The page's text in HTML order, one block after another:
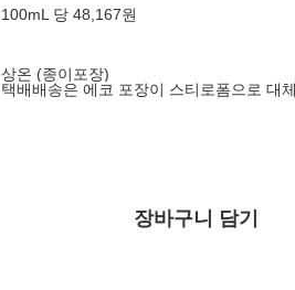
100mL 당 48,167원
상온 (종이포장)
택배배송은 에코 포장이 스티로폼으로 대
장바구니 담기